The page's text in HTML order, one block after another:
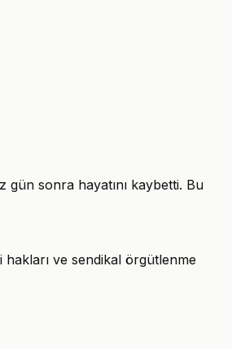
gün sonra hayatını kaybetti. Bu
ve sendikal örgütlenme